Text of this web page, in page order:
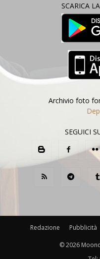
SCARICA
Archivio foto
SEGUICI
Redazione Pubblicità
©2026